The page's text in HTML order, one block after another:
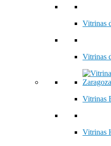
Vitrinas
Vitrinas
Vitrinas
Vitrinas